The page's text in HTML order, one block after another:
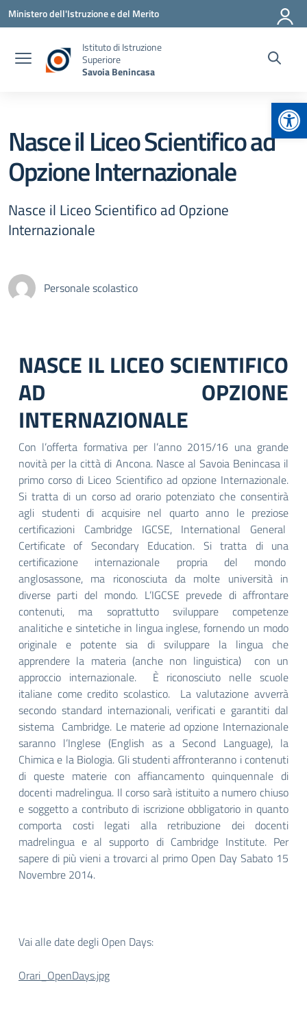
Vai ai contenuti
Vai al menu di navigazione
Vai al footer
Ministero dell'Istruzione e del Merito
Istituto di Istruzione
Superiore
Savoia Benincasa
Nasce il Liceo Scientifico ad
Opzione Internazionale
Nasce il Liceo Scientifico ad Opzione
Internazionale
Personale scolastico
NASCE IL LICEO SCIENTIFICO
AD OPZIONE
INTERNAZIONALE
Con l’offerta formativa per l’anno 2015/16 una grande
novità per la città di Ancona. Nasce al Savoia Benincasa il
primo corso di Liceo Scientifico ad opzione Internazionale.
Si tratta di un corso ad orario potenziato che consentirà
agli studenti di acquisire nel quarto anno le preziose
certificazioni Cambridge IGCSE, International General
Certificate of Secondary Education. Si tratta di una
certificazione internazionale propria del mondo
anglosassone, ma riconosciuta da molte università in
diverse parti del mondo. L’IGCSE prevede di affrontare
contenuti, ma soprattutto sviluppare competenze
analitiche e sintetiche in lingua inglese, fornendo un modo
originale e potente sia di sviluppare la lingua che
apprendere la materia (anche non linguistica) con un
approccio internazionale. È riconosciuto nelle scuole
italiane come credito scolastico. La valutazione avverrà
secondo standard internazionali, verificati e garantiti dal
sistema Cambridge. Le materie ad opzione Internazionale
saranno l’Inglese (English as a Second Language), la
Chimica e la Biologia. Gli studenti affronteranno i contenuti
di queste materie con affiancamento quinquennale di
docenti madrelingua. Il corso sarà istituito a numero chiuso
e soggetto a contributo di iscrizione obbligatorio in quanto
comporta costi legati alla retribuzione dei docenti
madrelingua e al supporto di Cambridge Institute. Per
sapere di più vieni a trovarci al primo Open Day Sabato 15
Novembre 2014.
Vai alle date degli Open Days:
Orari_OpenDays.jpg